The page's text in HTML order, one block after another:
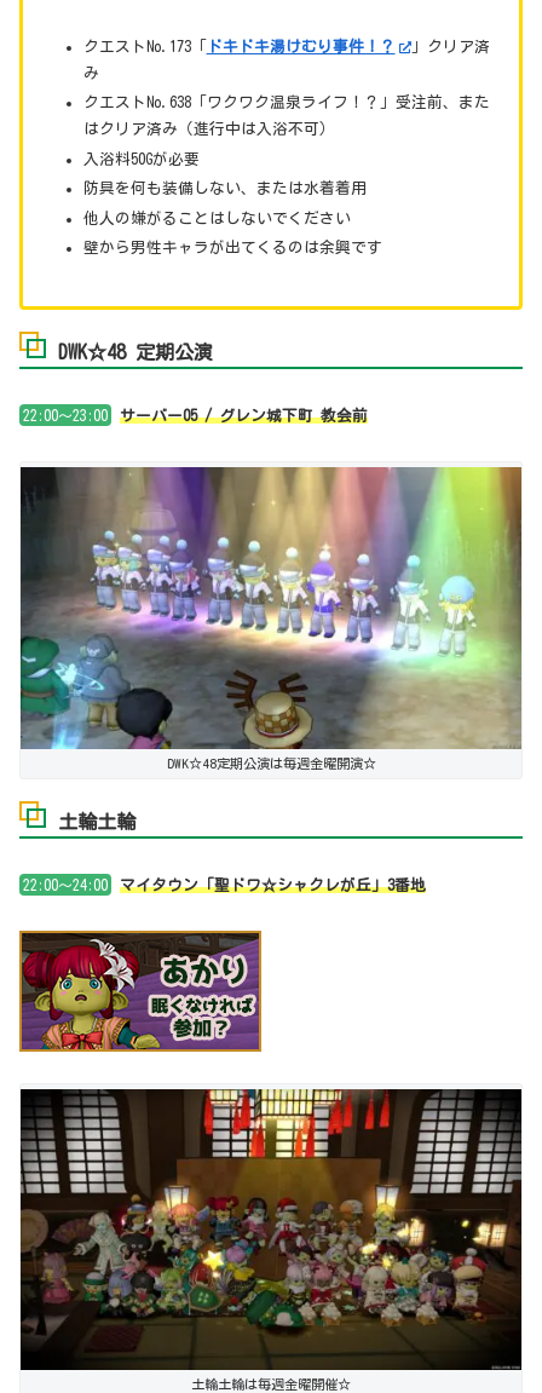
クエストNo.173「 ドキドキ湯けむり事件！？
」クリア済
み
クエストNo.638「ワクワク温泉ライフ！？」受注前、また
はクリア済み（進行中は入浴不可）
入浴料50Gが必要
防具を何も装備しない、または水着着用
他人の嫌がることはしないでください
壁から男性キャラが出てくるのは余興です
DWK☆48 定期公演
22:00～23:00 サーバー05 / グレン城下町 教会前
DWK☆48定期公演は毎週金曜開演☆
土輪土輪
22:00～24:00 マイタウン「聖ドワ☆シャクレが丘」3番地
土輪土輪は毎週金曜開催☆